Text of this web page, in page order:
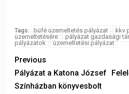
Tags: büfé üzemeltetés pályázat kkv
üzemeltetésére
pályázat gazdasági
pályázatok
üzemeltetési pályázat
Previous
Pályázat a Katona József
Színházban könyvesbolt